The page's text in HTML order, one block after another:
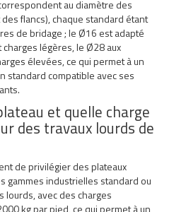
au diamètre des
flancs), chaque standard étant
de bridage ; le Ø16 est adapté
légères, le Ø28 aux
élevées, ce qui permet à un
standard compatible avec ses
et quelle charge
des travaux lourds de
de privilégier des plateaux
gammes industrielles standard ou
lourds, avec des charges
kg par pied, ce qui permet à un